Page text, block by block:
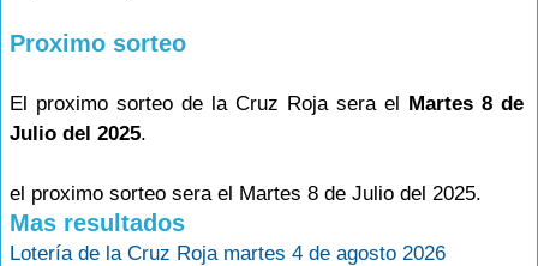
Proximo sorteo
El proximo sorteo de la Cruz Roja sera el Martes 8 de
Julio del 2025.
el proximo sorteo sera el Martes 8 de Julio del 2025.
Mas resultados
Lotería de la Cruz Roja martes 4 de agosto 2026